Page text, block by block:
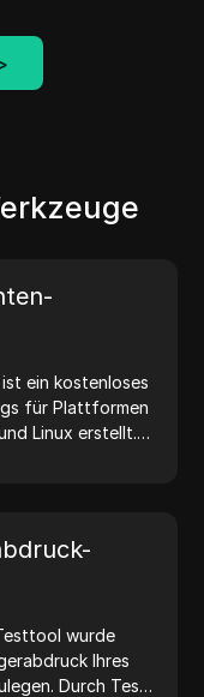
ein kostenloses
für Plattformen
Linux erstellt.
wurde
Ihres
Durch Tests